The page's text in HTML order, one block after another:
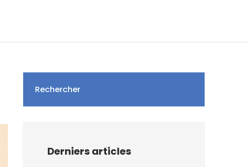
Rechercher
Derniers articles